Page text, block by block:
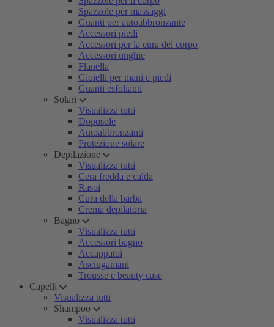
Spazzole per massaggi
Guanti per autoabbronzante
Accessori piedi
Accessori per la cura del corpo
Accessori unghie
Flanella
Gioielli per mani e piedi
Guanti esfolianti
Solari
Visualizza tutti
Doposole
Autoabbronzanti
Protezione solare
Depilazione
Visualizza tutti
Cera fredda e calda
Rasoi
Cura della barba
Crema depilatoria
Bagno
Visualizza tutti
Accessori bagno
Accappatoi
Asciugamani
Trousse e beauty case
Capelli
Visualizza tutti
Shampoo
Visualizza tutti